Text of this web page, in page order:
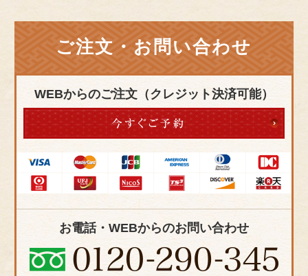
ご注文・お問い合わせ
WEBからのご注文（クレジット決済可能）
お電話・WEBからのお問い合わせ